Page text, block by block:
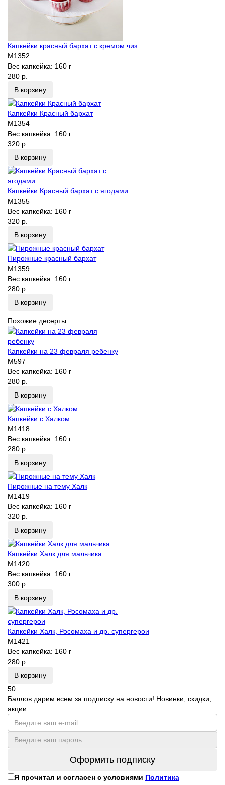
Капкейки красный бархат с кремом чиз
M1352
Вес капкейка: 160 г
280 р.
В корзину
Капкейки Красный бархат
M1354
Вес капкейка: 160 г
320 р.
В корзину
Капкейки Красный бархат с ягодами
M1355
Вес капкейка: 160 г
320 р.
В корзину
Пирожные красный бархат
M1359
Вес капкейка: 160 г
280 р.
В корзину
Похожие десерты
Капкейки на 23 февраля ребенку
M597
Вес капкейка: 160 г
280 р.
В корзину
Капкейки с Халком
M1418
Вес капкейка: 160 г
280 р.
В корзину
Пирожные на тему Халк
M1419
Вес капкейка: 160 г
320 р.
В корзину
Капкейки Халк для мальчика
M1420
Вес капкейка: 160 г
300 р.
В корзину
Капкейки Халк, Росомаха и др. супергерои
M1421
Вес капкейка: 160 г
280 р.
В корзину
50
Баллов дарим всем за подписку на новости! Новинки, скидки,
акции.
Оформить подписку
Я прочитал и согласен с условиями Политика